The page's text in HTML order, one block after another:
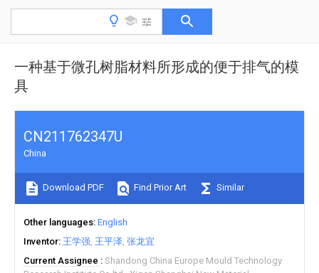
一种基于微孔树脂材料所形成的便于排气的模
具
CN211762347U
China
Download PDF Find Prior Art Similar
Other languages English
Inventor 王学强 王平泽 张龙宜
Current Assignee
Shandong China Europe Mould Technology